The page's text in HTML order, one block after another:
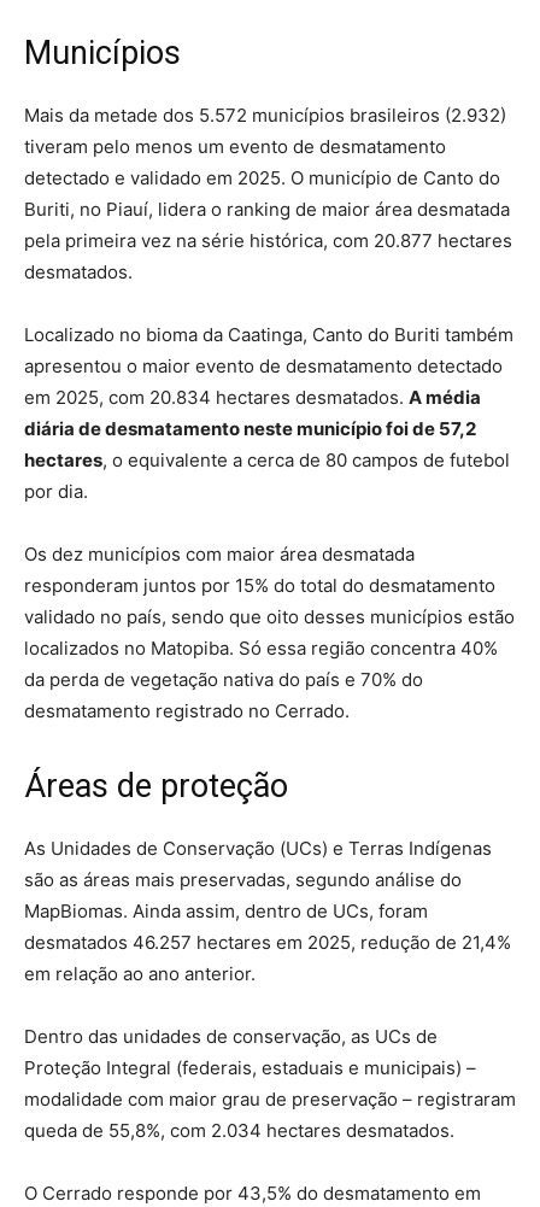
Municípios
Mais da metade dos 5.572 municípios brasileiros (2.932)
tiveram pelo menos um evento de desmatamento
detectado e validado em 2025. O município de Canto do
Buriti, no Piauí, lidera o ranking de maior área desmatada
pela primeira vez na série histórica, com 20.877 hectares
desmatados.
Localizado no bioma da Caatinga, Canto do Buriti também
apresentou o maior evento de desmatamento detectado
em 2025, com 20.834 hectares desmatados. A média
diária de desmatamento neste município foi de 57,2
hectares, o equivalente a cerca de 80 campos de futebol
por dia.
Os dez municípios com maior área desmatada
responderam juntos por 15% do total do desmatamento
validado no país, sendo que oito desses municípios estão
localizados no Matopiba. Só essa região concentra 40%
da perda de vegetação nativa do país e 70% do
desmatamento registrado no Cerrado.
Áreas de proteção
As Unidades de Conservação (UCs) e Terras Indígenas
são as áreas mais preservadas, segundo análise do
MapBiomas. Ainda assim, dentro de UCs, foram
desmatados 46.257 hectares em 2025, redução de 21,4%
em relação ao ano anterior.
Dentro das unidades de conservação, as UCs de
Proteção Integral (federais, estaduais e municipais) –
modalidade com maior grau de preservação – registraram
queda de 55,8%, com 2.034 hectares desmatados.
O Cerrado responde por 43,5% do desmatamento em